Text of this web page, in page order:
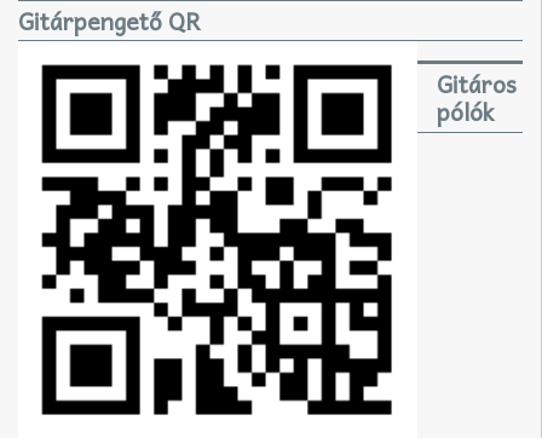
Gitárpengető QR
Gitáros
pólók